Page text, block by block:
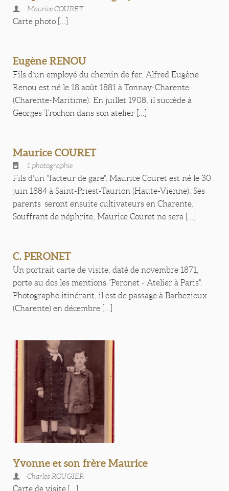
Maurice COURET
Carte photo [...]
Eugène RENOU
Fils d’un employé du chemin de fer, Alfred Eugène
Renou est né le 18 août 1881 à Tonnay-Charente
(Charente-Maritime). En juillet 1908, il succède à
Georges Trochon dans son atelier [...]
Maurice COURET
1 photographie
Fils d’un "facteur de gare", Maurice Couret est né le 30
juin 1884 à Saint-Priest-Taurion (Haute-Vienne). Ses
parents seront ensuite cultivateurs en Charente.
Souffrant de néphrite, Maurice Couret ne sera [...]
C. PERONET
Un portrait carte de visite, daté de novembre 1871,
porte au dos les mentions "Peronet - Atelier à Paris".
Photographe itinérant, il est de passage à Barbezieux
(Charente) en décembre [...]
Yvonne et son frère Maurice
Charles ROUGIER
Carte de visite [...]